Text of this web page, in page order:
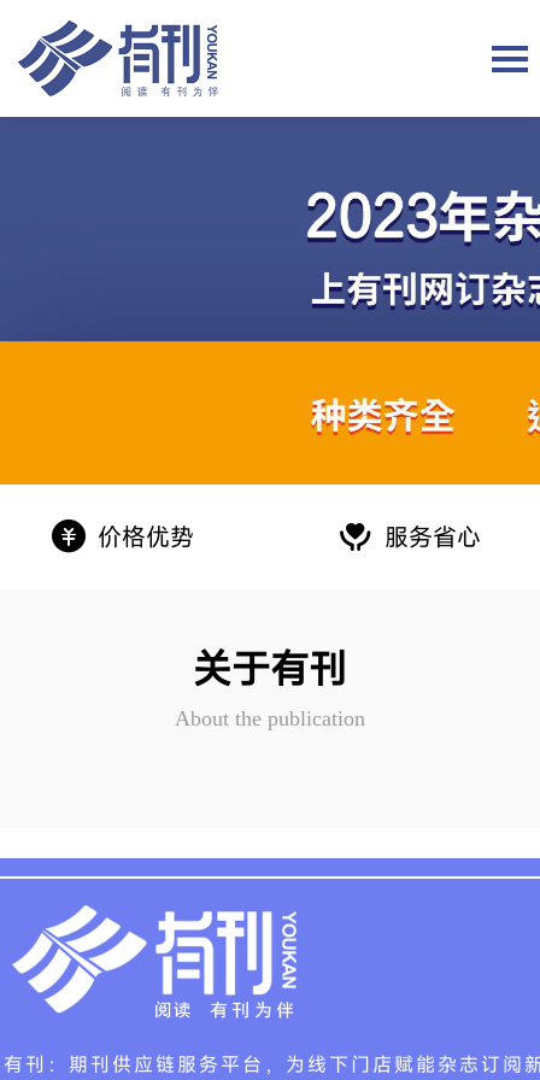
价格优势 服务省心
关于有刊
About the publication
有刊：期刊供应链服务平台，为线下门店赋能杂志订阅